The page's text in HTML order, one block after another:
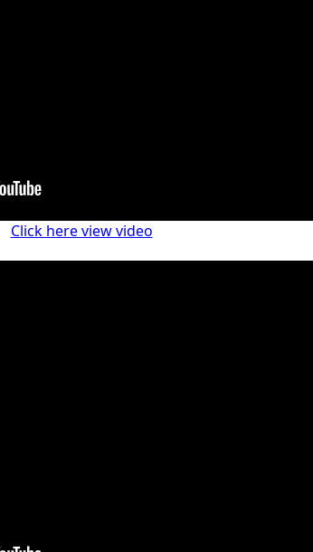
Click here view video